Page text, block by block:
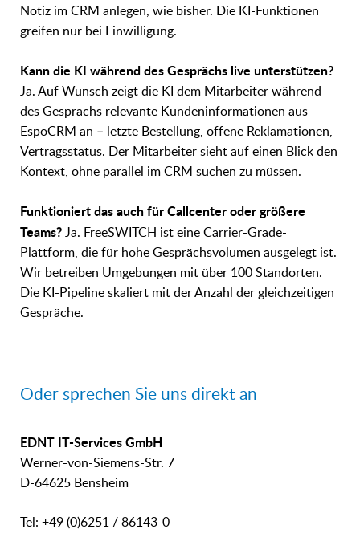
Notiz im CRM anlegen, wie bisher. Die KI-Funktionen
greifen nur bei Einwilligung.
Kann die KI während des Gesprächs live unterstützen?
Ja. Auf Wunsch zeigt die KI dem Mitarbeiter während
des Gesprächs relevante Kundeninformationen aus
EspoCRM an – letzte Bestellung, offene Reklamationen,
Vertragsstatus. Der Mitarbeiter sieht auf einen Blick den
Kontext, ohne parallel im CRM suchen zu müssen.
Funktioniert das auch für Callcenter oder größere
Teams?Ja. FreeSWITCH ist eine Carrier-Grade-
Plattform, die für hohe Gesprächsvolumen ausgelegt ist.
Wir betreiben Umgebungen mit über 100 Standorten.
Die KI-Pipeline skaliert mit der Anzahl der gleichzeitigen
Gespräche.
Oder sprechen Sie uns direkt an
EDNT IT-Services GmbH
Werner-von-Siemens-Str. 7
D-64625 Bensheim
Tel: +49 (0)6251 / 86143-0